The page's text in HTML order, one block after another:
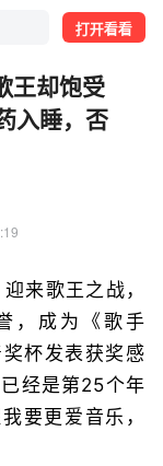
打开看看
王却饱受
入睡，否
来歌王之战，
，成为《歌手
杯发表获奖感
经是第25个年
要更爱音乐，